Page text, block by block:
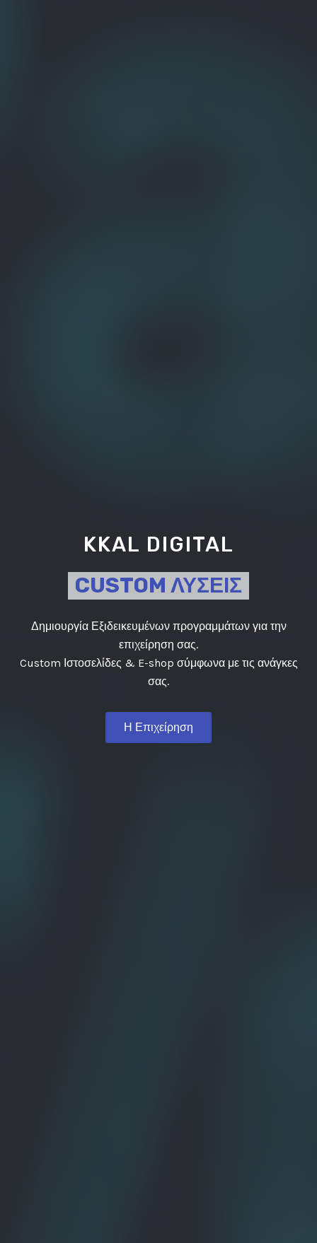
KKAL DIGITAL
CUSTOM ΛΥΣΕΙΣ
Δημιουργία Εξιδεικευμένων προγραμμάτων για την
επιχείρηση σας.
Custom Ιστοσελίδες & E-shop σύμφωνα με τις ανάγκες
σας.
Η Επιχείρηση